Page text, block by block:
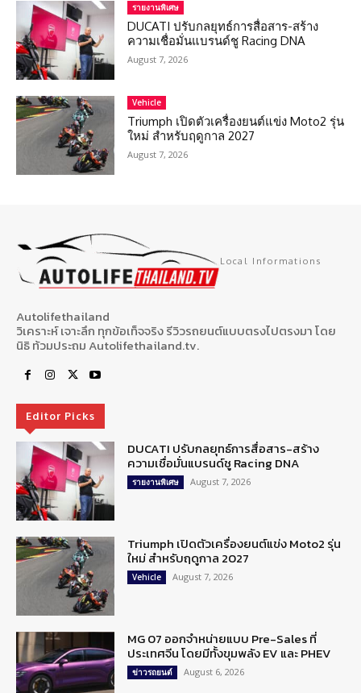
รายงานพิเศษ
DUCATI ปรับกลยุทธ์การสื่อสาร-สร้าง
ความเชื่อมั่นแบรนด์ชู Racing DNA
August 7, 2026
Vehicle
Triumph เปิดตัวเครื่องยนต์แข่ง Moto2 รุ่น
ใหม่ สำหรับฤดูกาล 2027
August 7, 2026
Local Informations
Autolifethailand
วิเคราะห์ เจาะลึก ทุกข้อเท็จจริง รีวิวรถยนต์แบบตรงไปตรงมา โดย
นิธิ ท้วมประถม Autolifethailand.tv.
Editor Picks
DUCATI ปรับกลยุทธ์การสื่อสาร-สร้าง
ความเชื่อมั่นแบรนด์ชู Racing DNA
รายงานพิเศษ August 7, 2026
Triumph เปิดตัวเครื่องยนต์แข่ง Moto2 รุ่น
ใหม่ สำหรับฤดูกาล 2027
Vehicle August 7, 2026
MG 07 ออกจำหน่ายแบบ Pre-Sales ที่
ประเทศจีน โดยมีทั้งขุมพลัง EV และ PHEV
ข่าวรถยนต์ August 6, 2026